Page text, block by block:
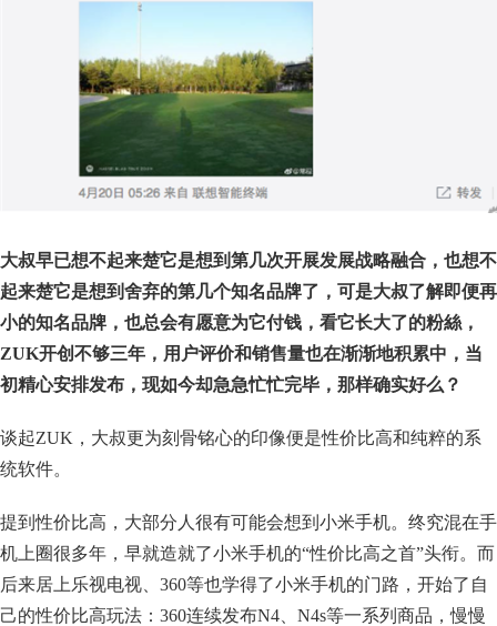
大叔早已想不起来楚它是想到第几次开展发展战略融合，也想不
起来楚它是想到舍弃的第几个知名品牌了，可是大叔了解即便再
小的知名品牌，也总会有愿意为它付钱，看它长大了的粉絲，
ZUK开创不够三年，用户评价和销售量也在渐渐地积累中，当
初精心安排发布，现如今却急急忙忙完毕，那样确实好么？
谈起ZUK，大叔更为刻骨铭心的印像便是性价比高和纯粹的系
统软件。
提到性价比高，大部分人很有可能会想到小米手机。终究混在手
机上圈很多年，早就造就了小米手机的“性价比高之首”头衔。而
后来居上乐视电视、360等也学得了小米手机的门路，开始了自
己的性价比高玩法：360连续发布N4、N4s等一系列商品，慢慢